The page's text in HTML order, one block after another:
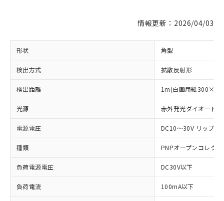
情報更新：2026/04/03
形状 角型
検出方式 拡散反射形
検出距離 1m(白画用紙
光源 赤外発光ダイオード
電源電圧 DC10～30V リップ
種類 PNPオープンコレクタ
負荷電源電圧 DC30V以下
負荷電流 100mA以下